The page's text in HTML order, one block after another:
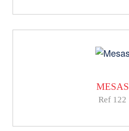
MESAS
Ref 122